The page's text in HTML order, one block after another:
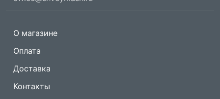
О магазине
Оплата
Доставка
Контакты